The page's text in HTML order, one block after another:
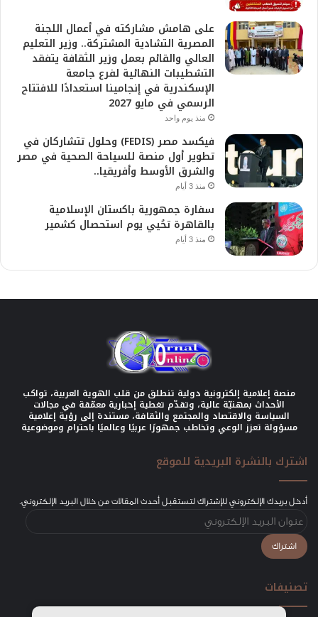
على هامش مشاركته في أعمال اللجنة
المصرية التشادية المشتركة.. وزير التعليم
العالي والقائم بعمل وزير الثقافة يتفقد
التشطيبات النهائية لفرع جامعة
الإسكندرية في إنجامينا استعدادًا للافتتاح
الرسمي في مايو 2027
منذ يوم واحد
فيكسد مصر (FEDIS) وحلول تتشاركان في
تطوير أول منصة للسياحة الصحية في مصر
والشرق الأوسط وأفريقيا..
منذ 3 أيام
سفارة جمهورية باكستان الإسلامية
بالقاهرة تحُيي يوم استحصال كشمير
منذ 3 أيام
منصة إعلامية إلكترونية دولية تنطلق من قلب الهوية العربية، تواكب
الأحداث بمهنيّة عالية، وتقدّم تغطية إخبارية معمّقة في مجالات
السياسة والاقتصاد والمجتمع والثقافة، مستندة إلى رؤية إعلامية
مسؤولة تعزز الوعي وتخاطب جمهورًا عربيًا وعالميًا باحترام وموضوعية
اشترك بالنشرة البريدية للموقع
أدخل بريدك الإلكتروني للإشتراك لتستقبل أحدث المقالات من خلال البريد الإلكتروني.
الإلكتروني
اشتراك
تصنيفات